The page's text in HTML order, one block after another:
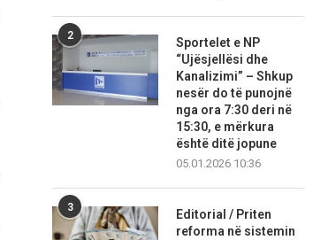
2
Sportelet e NP
“Ujësjellësi dhe
Kanalizimi” – Shkup
nesër do të punojnë
nga ora 7:30 deri në
15:30, e mërkura
është ditë jopune
05.01.2026 10:36
3
Editorial / Priten
reforma në sistemin